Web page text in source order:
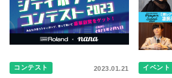
コンテスト 2023.01.21 イベント